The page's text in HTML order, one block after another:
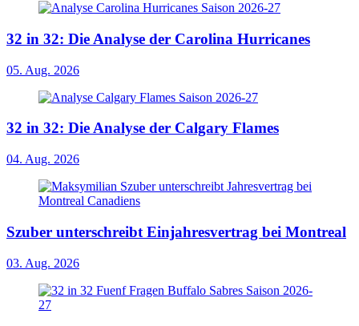
32 in 32: Die Analyse der Carolina Hurricanes
05. Aug. 2026
32 in 32: Die Analyse der Calgary Flames
04. Aug. 2026
Szuber unterschreibt Einjahresvertrag bei Montreal
03. Aug. 2026